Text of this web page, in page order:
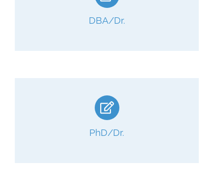
DBA/Dr.
PhD/Dr.